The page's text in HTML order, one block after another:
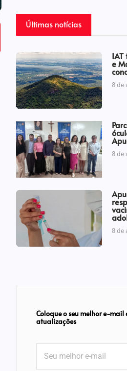
Últimas notícias
IAT
e
8 de
8 de
8 de
Coloque o seu melhor e-mail
atualizações